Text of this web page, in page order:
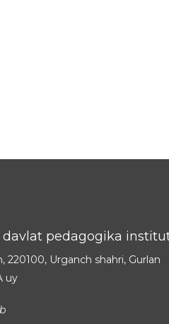
davlat pedagogika
220100, Urganch shahri, Gurlan
uy